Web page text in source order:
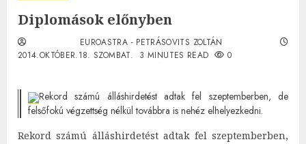
Diplomások előnyben
EUROASTRA - PETRÁSOVITS ZOLTÁN
2014.OKTÓBER.18. SZOMBAT.
3 MINUTES READ 0
Rekord számú álláshirdetést adtak fel szeptemberben, de
felsőfokú végzettség nélkül továbbra is nehéz elhelyezkedni.
Rekord számú álláshirdetést adtak fel szeptemberben,